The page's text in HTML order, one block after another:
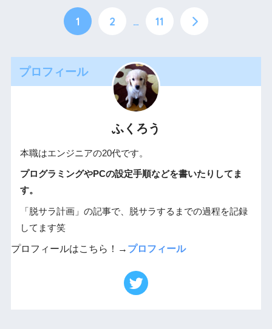
1 2 … 11
プロフィール
ふくろう
本職はエンジニアの20代です。
プログラミングやPCの設定手順などを書いたりしてま
す。
「脱サラ計画」の記事で、脱サラするまでの過程を記録
してます笑
プロフィールはこちら！→ プロフィール